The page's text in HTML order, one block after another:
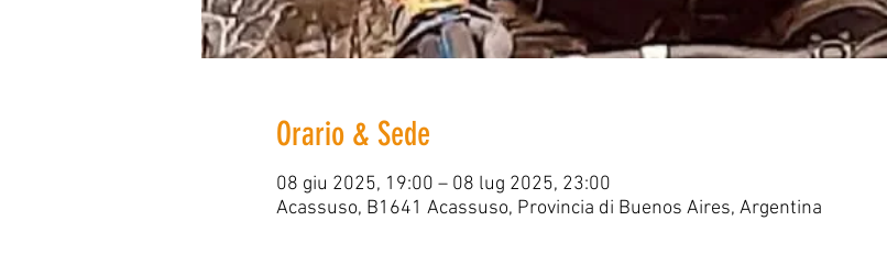
Orario & Sede
08 giu 2025, 19:00 – 08 lug 2025, 23:00
Acassuso, B1641 Acassuso, Provincia di Buenos Aires, Argentina